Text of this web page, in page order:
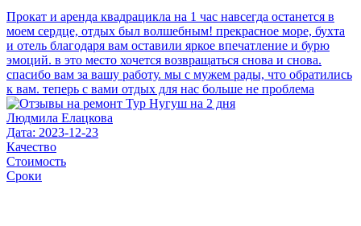
Прокат и аренда квадрацикла на 1 час навсегда останется в
моем сердце, отдых был волшебным! прекрасное море, бухта
и отель благодаря вам оставили яркое впечатление и бурю
эмоций. в это место хочется возвращаться снова и снова.
спасибо вам за вашу работу. мы с мужем рады, что обратились
к вам. теперь с вами отдых для нас больше не проблема
Людмила Елацкова
Дата: 2023-12-23
Качество
Стоимость
Сроки